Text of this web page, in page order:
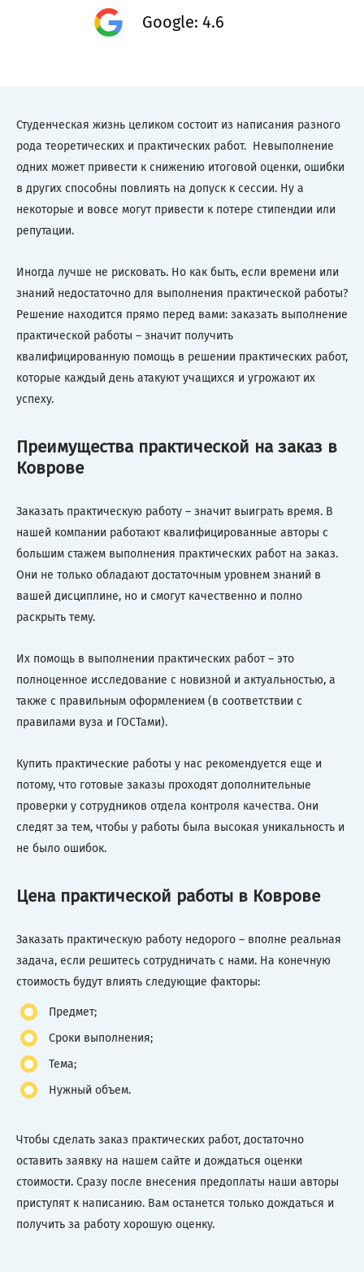
Google: 4.6
Студенческая жизнь целиком состоит из написания разного
рода теоретических и практических работ. Невыполнение
одних может привести к снижению итоговой оценки, ошибки
в других способны повлиять на допуск к сессии. Ну а
некоторые и вовсе могут привести к потере стипендии или
репутации.
Иногда лучше не рисковать. Но как быть, если времени или
знаний недостаточно для выполнения практической работы?
Решение находится прямо перед вами: заказать выполнение
практической работы – значит получить
квалифицированную помощь в решении практических работ,
которые каждый день атакуют учащихся и угрожают их
успеху.
Преимущества практической на заказ в
Коврове
Заказать практическую работу – значит выиграть время. В
нашей компании работают квалифицированные авторы с
большим стажем выполнения практических работ на заказ.
Они не только обладают достаточным уровнем знаний в
вашей дисциплине, но и смогут качественно и полно
раскрыть тему.
Их помощь в выполнении практических работ – это
полноценное исследование с новизной и актуальностью, а
также с правильным оформлением (в соответствии с
правилами вуза и ГОСТами).
Купить практические работы у нас рекомендуется еще и
потому, что готовые заказы проходят дополнительные
проверки у сотрудников отдела контроля качества. Они
следят за тем, чтобы у работы была высокая уникальность и
не было ошибок.
Цена практической работы в Коврове
Заказать практическую работу недорого – вполне реальная
задача, если решитесь сотрудничать с нами. На конечную
стоимость будут влиять следующие факторы:
Предмет;
Сроки выполнения;
Тема;
Нужный объем.
Чтобы сделать заказ практических работ, достаточно
оставить заявку на нашем сайте и дождаться оценки
стоимости. Сразу после внесения предоплаты наши авторы
приступят к написанию. Вам останется только дождаться и
получить за работу хорошую оценку.